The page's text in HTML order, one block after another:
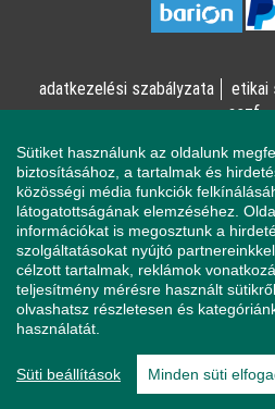
adatkezelési szabályzata etikai
aszf
© Online Pszichológia Kft. 2023
2161 Csomád,
Ha mentálisan instabil állapotban
veszélyeztetheti Önt vagy a
forduljon a Sürgősségi
Pszichológusaink és az Online
magatartásának
Sütiket használunk az oldalunk
biztosításához, a tartalmak és
közösségi média funkciók
látogatottságának elemzéséhez.
információkat is megosztunk a
szolgáltatásokat nyújtó
célzott tartalmak, reklámok
teljesítmény mérésre használt
olvashatsz részletesen és
használatát.
Süti beállítások Minden süti